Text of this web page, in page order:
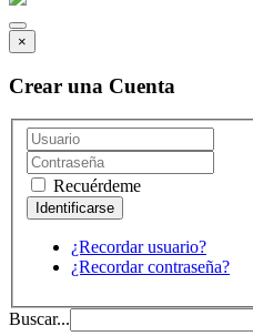
×
Crear una Cuenta
Recuérdeme
¿Recordar usuario?
¿Recordar contraseña?
Buscar...